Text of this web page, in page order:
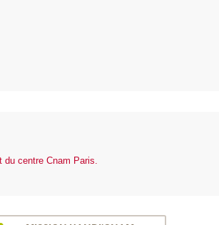
du centre Cnam Paris.